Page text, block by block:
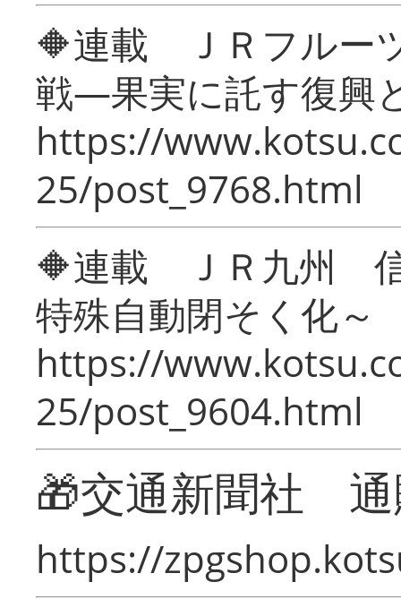
🔶連載 ＪＲフルー
戦―果実に託す復興
https://
25/post_9768.html
🔶連載 ＪＲ九州 信
特殊自動閉そく化～
https://
25/post_9604.html
🎁交通新聞社
https://